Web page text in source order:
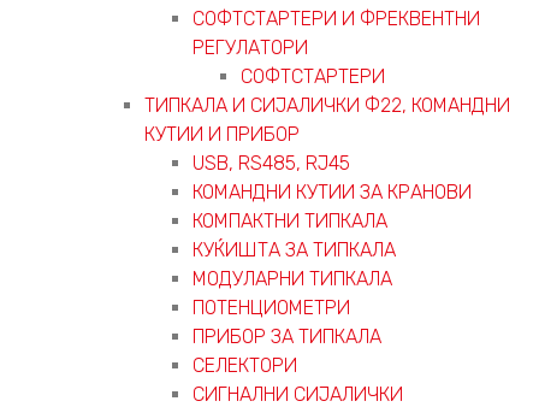
СОФТСТАРТЕРИ И ФРЕКВЕНТНИ
РЕГУЛАТОРИ
СОФТСТАРТЕРИ
ТИПКАЛА И СИЈАЛИЧКИ Ф22, КОМАНДНИ
КУТИИ И ПРИБОР
USB, RS485, RJ45
КОМАНДНИ КУТИИ ЗА КРАНОВИ
КОМПАКТНИ ТИПКАЛА
КУЌИШТА ЗА ТИПКАЛА
МОДУЛАРНИ ТИПКАЛА
ПОТЕНЦИОМЕТРИ
ПРИБОР ЗА ТИПКАЛА
СЕЛЕКТОРИ
СИГНАЛНИ СИЈАЛИЧКИ